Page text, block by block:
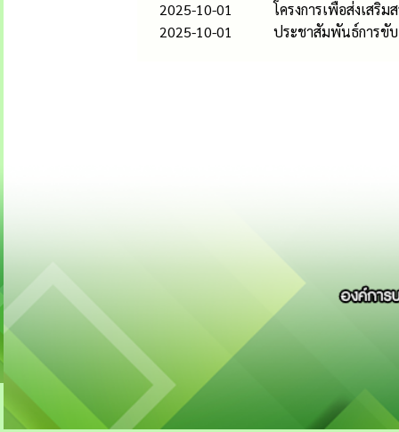
2025-10-01
โครงการเพื่อส่งเสริ
2025-10-01
ประชาสัมพันธ์การขั